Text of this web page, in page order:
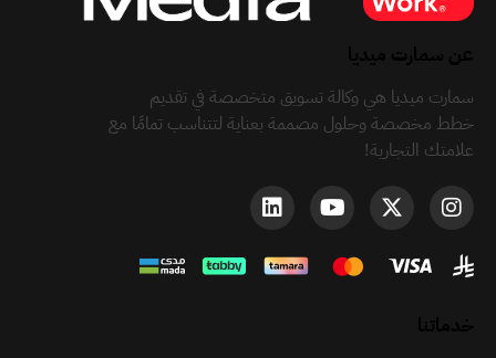
سمارت ميديا هي وكالة تسويق متخصصة في تقديم
خطط مخصصة وحلول مصممة بعناية لتتناسب تمامًا مع
علامتك التجارية!